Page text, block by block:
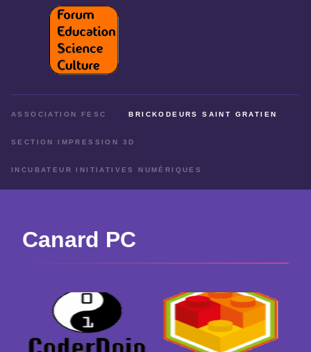
ASSOCIATION FESC BRICKODEURS SAINT GRATIEN
SECTION IMPRESSION 3D
INCUBATEUR INITIATIVES NUMÉRIQUES
Canard PC